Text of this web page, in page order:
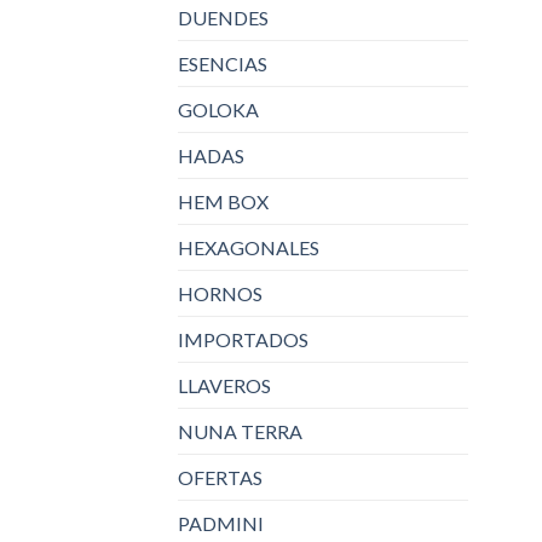
DUENDES
ESENCIAS
GOLOKA
HADAS
HEM BOX
HEXAGONALES
HORNOS
IMPORTADOS
LLAVEROS
NUNA TERRA
OFERTAS
PADMINI